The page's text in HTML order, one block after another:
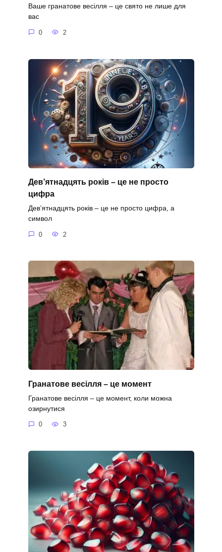
Ваше гранатове весілля – це свято не лише для
вас
0 2
Дев’ятнадцять років – це не просто
цифра
Дев’ятнадцять років – це не просто цифра, а
символ
0 2
Гранатове весілля – це момент
Гранатове весілля – це момент, коли можна
озирнутися
0 3